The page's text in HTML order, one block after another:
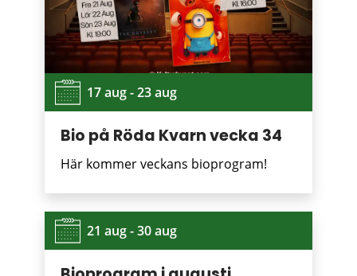
17 aug - 23 aug
Bio på Röda Kvarn vecka 34
Här kommer veckans bioprogram!
21 aug - 30 aug